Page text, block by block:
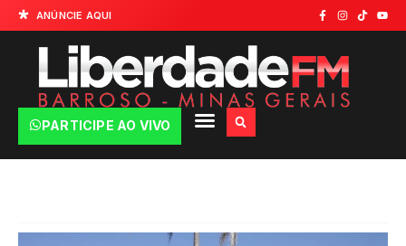
ANÚNCIE AQUI
PARTICIPE AO VIVO